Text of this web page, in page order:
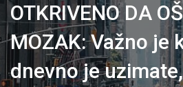
OTKRIVENO DA
MOZAK: Važno je
dnevno je